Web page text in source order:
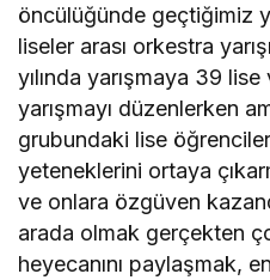
öncülüğünde geçtiğimiz
liseler arası orkestra
yılında yarışmaya 39
yarışmayı düzenlerken
grubundaki lise
yeteneklerini ortaya
ve onlara özgüven
arada olmak gerçekten
heyecanını paylaşmak,